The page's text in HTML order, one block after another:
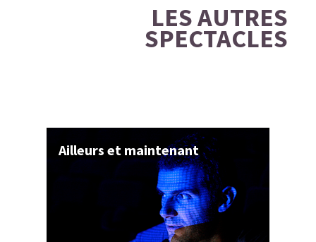
LES AUTRES
SPECTACLES
Ailleurs et maintenant